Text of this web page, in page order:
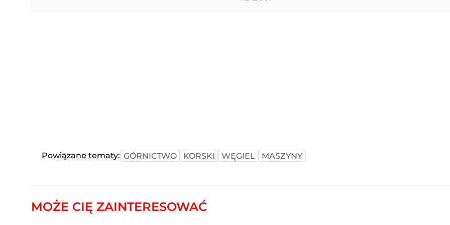
Powiązane tematy: GÓRNICTWO KORSKI WĘGIEL MASZYNY
MOŻE CIĘ ZAINTERESOWAĆ